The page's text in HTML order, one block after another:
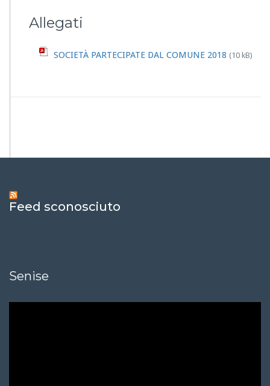
Allegati
SOCIETÀ PARTECIPATE DAL COMUNE 2018 (10 kB)
Feed sconosciuto
Senise